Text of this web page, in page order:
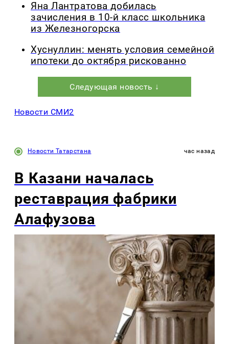
Яна Лантратова добилась
зачисления в 10-й класс школьника
из Железногорска
Хуснуллин: менять условия семейной
ипотеки до октября рискованно
Следующая новость ↓
Новости СМИ2
Новости Татарстана час назад
В Казани началась
реставрация фабрики
Алафузова